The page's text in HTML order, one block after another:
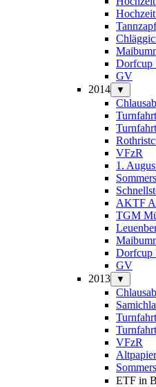
GV
2014
▼
VFzR
1.
AKTF
TGM
GV
2013
▼
VFzR
Altpapier
ETF in